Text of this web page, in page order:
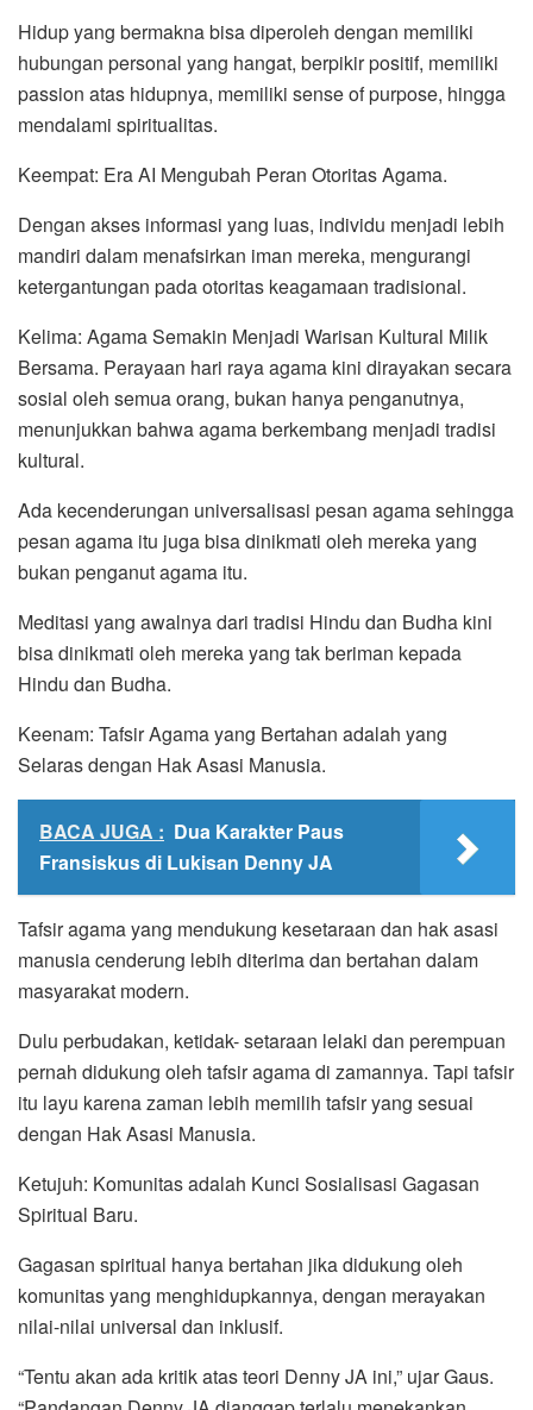
Hidup yang bermakna bisa diperoleh dengan memiliki
hubungan personal yang hangat, berpikir positif, memiliki
passion atas hidupnya, memiliki sense of purpose, hingga
mendalami spiritualitas.
Keempat: Era AI Mengubah Peran Otoritas Agama.
Dengan akses informasi yang luas, individu menjadi lebih
mandiri dalam menafsirkan iman mereka, mengurangi
ketergantungan pada otoritas keagamaan tradisional.
Kelima: Agama Semakin Menjadi Warisan Kultural Milik
Bersama. Perayaan hari raya agama kini dirayakan secara
sosial oleh semua orang, bukan hanya penganutnya,
menunjukkan bahwa agama berkembang menjadi tradisi
kultural.
Ada kecenderungan universalisasi pesan agama sehingga
pesan agama itu juga bisa dinikmati oleh mereka yang
bukan penganut agama itu.
Meditasi yang awalnya dari tradisi Hindu dan Budha kini
bisa dinikmati oleh mereka yang tak beriman kepada
Hindu dan Budha.
Keenam: Tafsir Agama yang Bertahan adalah yang
Selaras dengan Hak Asasi Manusia.
BACA JUGA : Dua Karakter Paus
Fransiskus di Lukisan Denny JA
Tafsir agama yang mendukung kesetaraan dan hak asasi
manusia cenderung lebih diterima dan bertahan dalam
masyarakat modern.
Dulu perbudakan, ketidak- setaraan lelaki dan perempuan
pernah didukung oleh tafsir agama di zamannya. Tapi tafsir
itu layu karena zaman lebih memilih tafsir yang sesuai
dengan Hak Asasi Manusia.
Ketujuh: Komunitas adalah Kunci Sosialisasi Gagasan
Spiritual Baru.
Gagasan spiritual hanya bertahan jika didukung oleh
komunitas yang menghidupkannya, dengan merayakan
nilai-nilai universal dan inklusif.
“Tentu akan ada kritik atas teori Denny JA ini,” ujar Gaus.